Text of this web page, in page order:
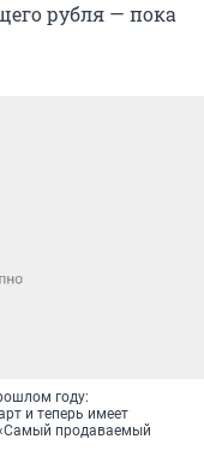
рубля — пока
году:
и теперь имеет
продаваемый